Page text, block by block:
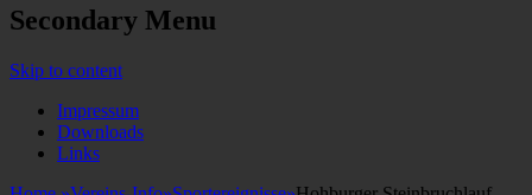
Secondary Menu
Skip to content
Impressum
Downloads
Links